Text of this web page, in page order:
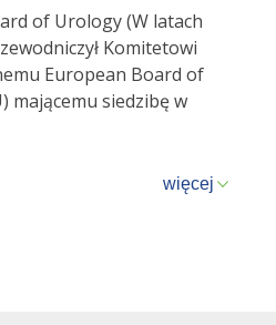
of Urology (W latach
Komitetowi
European Board of
mającemu siedzibę w
więcej